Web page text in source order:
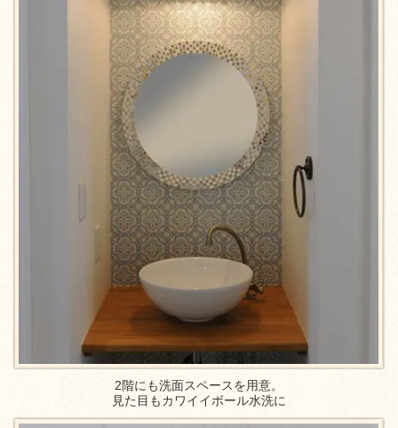
2階にも洗面スペースを用意。
見た目もカワイイボール水洗に